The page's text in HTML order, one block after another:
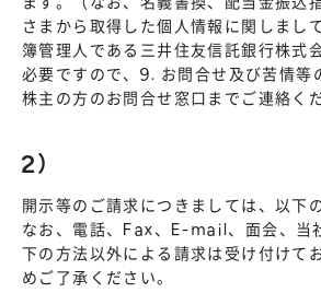
さまから取得した個人情報に関しまし
簿管理人である三井住友信託銀行株式
必要ですので、9. お問合せ及び苦情等
株主の方のお問合せ窓口までご連絡く
2）
開示等のご請求につきましては、以下
なお、電話、Fax、E-mail、面会、当
下の方法以外による請求は受け付けて
めご了承ください。